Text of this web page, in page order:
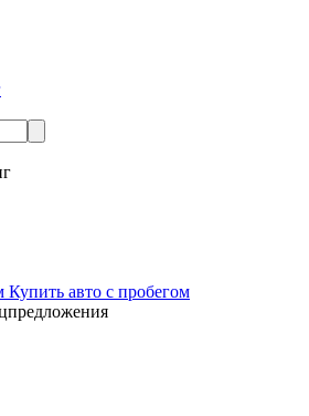
Купить авто с пробегом